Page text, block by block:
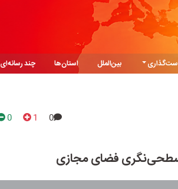
بین‌الملل استان‌ها
چند رسانه‌ای
0
1
0
سطحی‌نگری فضای مجازی